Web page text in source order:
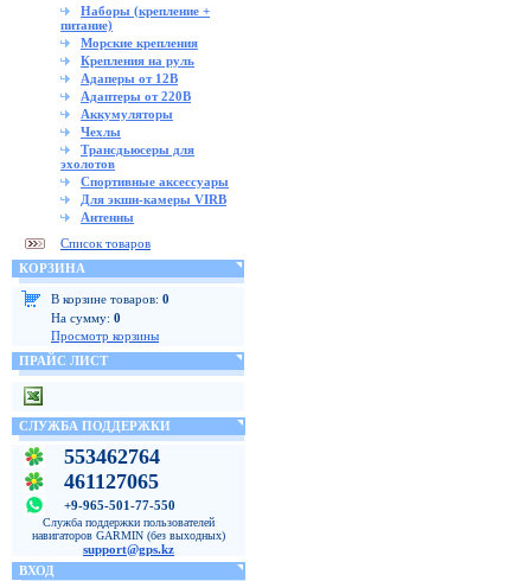
Наборы (крепление +
питание)
Морские крепления
Крепления на руль
Адаперы от 12В
Адаптеры от 220В
Аккумуляторы
Чехлы
Трансдьюсеры для
эхолотов
Спортивные аксессуары
Для экшн-камеры VIRB
Антенны
Список товаров
КОРЗИНА
В корзине товаров: 0
На сумму: 0
Просмотр корзины
ПРАЙС ЛИСТ
СЛУЖБА ПОДДЕРЖКИ
553462764
461127065
+9-965-501-77-550
Служба поддержки пользователей
навигаторов GARMIN (без выходных)
support@gps.kz
ВХОД